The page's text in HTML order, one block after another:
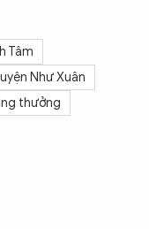
Tâm
Như Xuân
thưởng